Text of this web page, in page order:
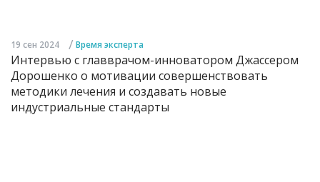
19 сен 2024 / Время эксперта
Интервью с главврачом-инноватором Джассером
Дорошенко о мотивации совершенствовать
методики лечения и создавать новые
индустриальные стандарты